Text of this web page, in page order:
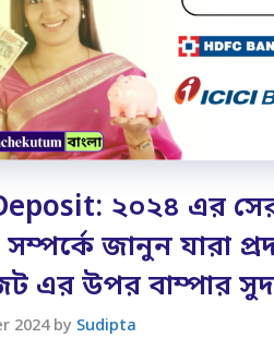
২০২৪ এর
জানুন যারা
এর উপর বাম্পার
2024 by Sudipta